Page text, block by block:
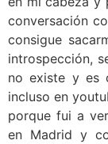
conversación
consigue
introspección,
no existe y es
incluso en
porque fui a
en Madrid y